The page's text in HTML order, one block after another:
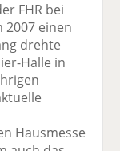
FHR bei
2007 einen
drehte
Halle in
Hausmesse